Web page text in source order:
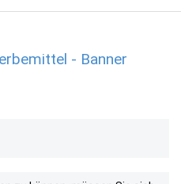
- Banner